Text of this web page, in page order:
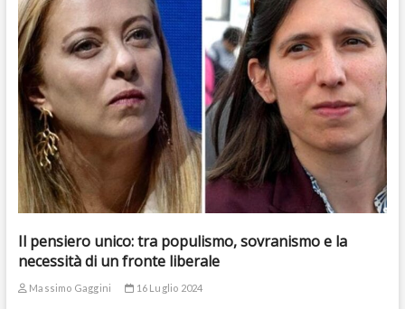
Il pensiero unico: tra populismo, sovranismo e la
necessità di un fronte liberale
Massimo Gaggini 16 Luglio 2024